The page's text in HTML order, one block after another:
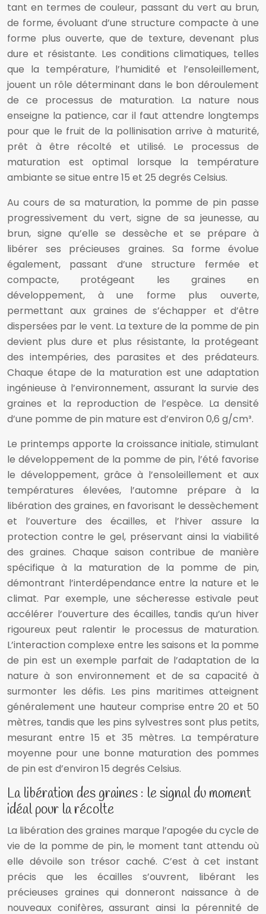
tant en termes de couleur, passant du vert au brun,
de forme, évoluant d’une structure compacte à une
forme plus ouverte, que de texture, devenant plus
dure et résistante. Les conditions climatiques, telles
que la température, l’humidité et l’ensoleillement,
jouent un rôle déterminant dans le bon déroulement
de ce processus de maturation. La nature nous
enseigne la patience, car il faut attendre longtemps
pour que le fruit de la pollinisation arrive à maturité,
prêt à être récolté et utilisé. Le processus de
maturation est optimal lorsque la température
ambiante se situe entre 15 et 25 degrés Celsius.
Au cours de sa maturation, la pomme de pin passe
progressivement du vert, signe de sa jeunesse, au
brun, signe qu’elle se dessèche et se prépare à
libérer ses précieuses graines. Sa forme évolue
également, passant d’une structure fermée et
compacte, protégeant les graines en
développement, à une forme plus ouverte,
permettant aux graines de s’échapper et d’être
dispersées par le vent. La texture de la pomme de pin
devient plus dure et plus résistante, la protégeant
des intempéries, des parasites et des prédateurs.
Chaque étape de la maturation est une adaptation
ingénieuse à l’environnement, assurant la survie des
graines et la reproduction de l’espèce. La densité
d’une pomme de pin mature est d’environ 0,6 g/cm³.
Le printemps apporte la croissance initiale, stimulant
le développement de la pomme de pin, l’été favorise
le développement, grâce à l’ensoleillement et aux
températures élevées, l’automne prépare à la
libération des graines, en favorisant le dessèchement
et l’ouverture des écailles, et l’hiver assure la
protection contre le gel, préservant ainsi la viabilité
des graines. Chaque saison contribue de manière
spécifique à la maturation de la pomme de pin,
démontrant l’interdépendance entre la nature et le
climat. Par exemple, une sécheresse estivale peut
accélérer l’ouverture des écailles, tandis qu’un hiver
rigoureux peut ralentir le processus de maturation.
L’interaction complexe entre les saisons et la pomme
de pin est un exemple parfait de l’adaptation de la
nature à son environnement et de sa capacité à
surmonter les défis. Les pins maritimes atteignent
généralement une hauteur comprise entre 20 et 50
mètres, tandis que les pins sylvestres sont plus petits,
mesurant entre 15 et 35 mètres. La température
moyenne pour une bonne maturation des pommes
de pin est d’environ 15 degrés Celsius.
La libération des graines : le signal du moment
idéal pour la récolte
La libération des graines marque l’apogée du cycle de
vie de la pomme de pin, le moment tant attendu où
elle dévoile son trésor caché. C’est à cet instant
précis que les écailles s’ouvrent, libérant les
précieuses graines qui donneront naissance à de
nouveaux conifères, assurant ainsi la pérennité de